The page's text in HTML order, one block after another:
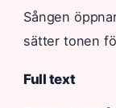
Sången
sätter tonen
Full text